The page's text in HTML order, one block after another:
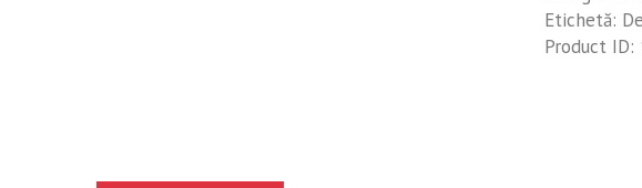
vieţile
trecute
Etichetă:
Product ID: